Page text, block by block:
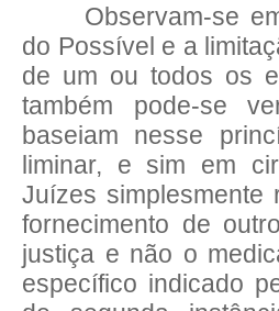
Observam-se
do Possível e a
de um ou todos os
também pode-se
baseiam nesse
liminar, e sim em
Juízes simplesmente
fornecimento de
justiça e não o
específico indicado